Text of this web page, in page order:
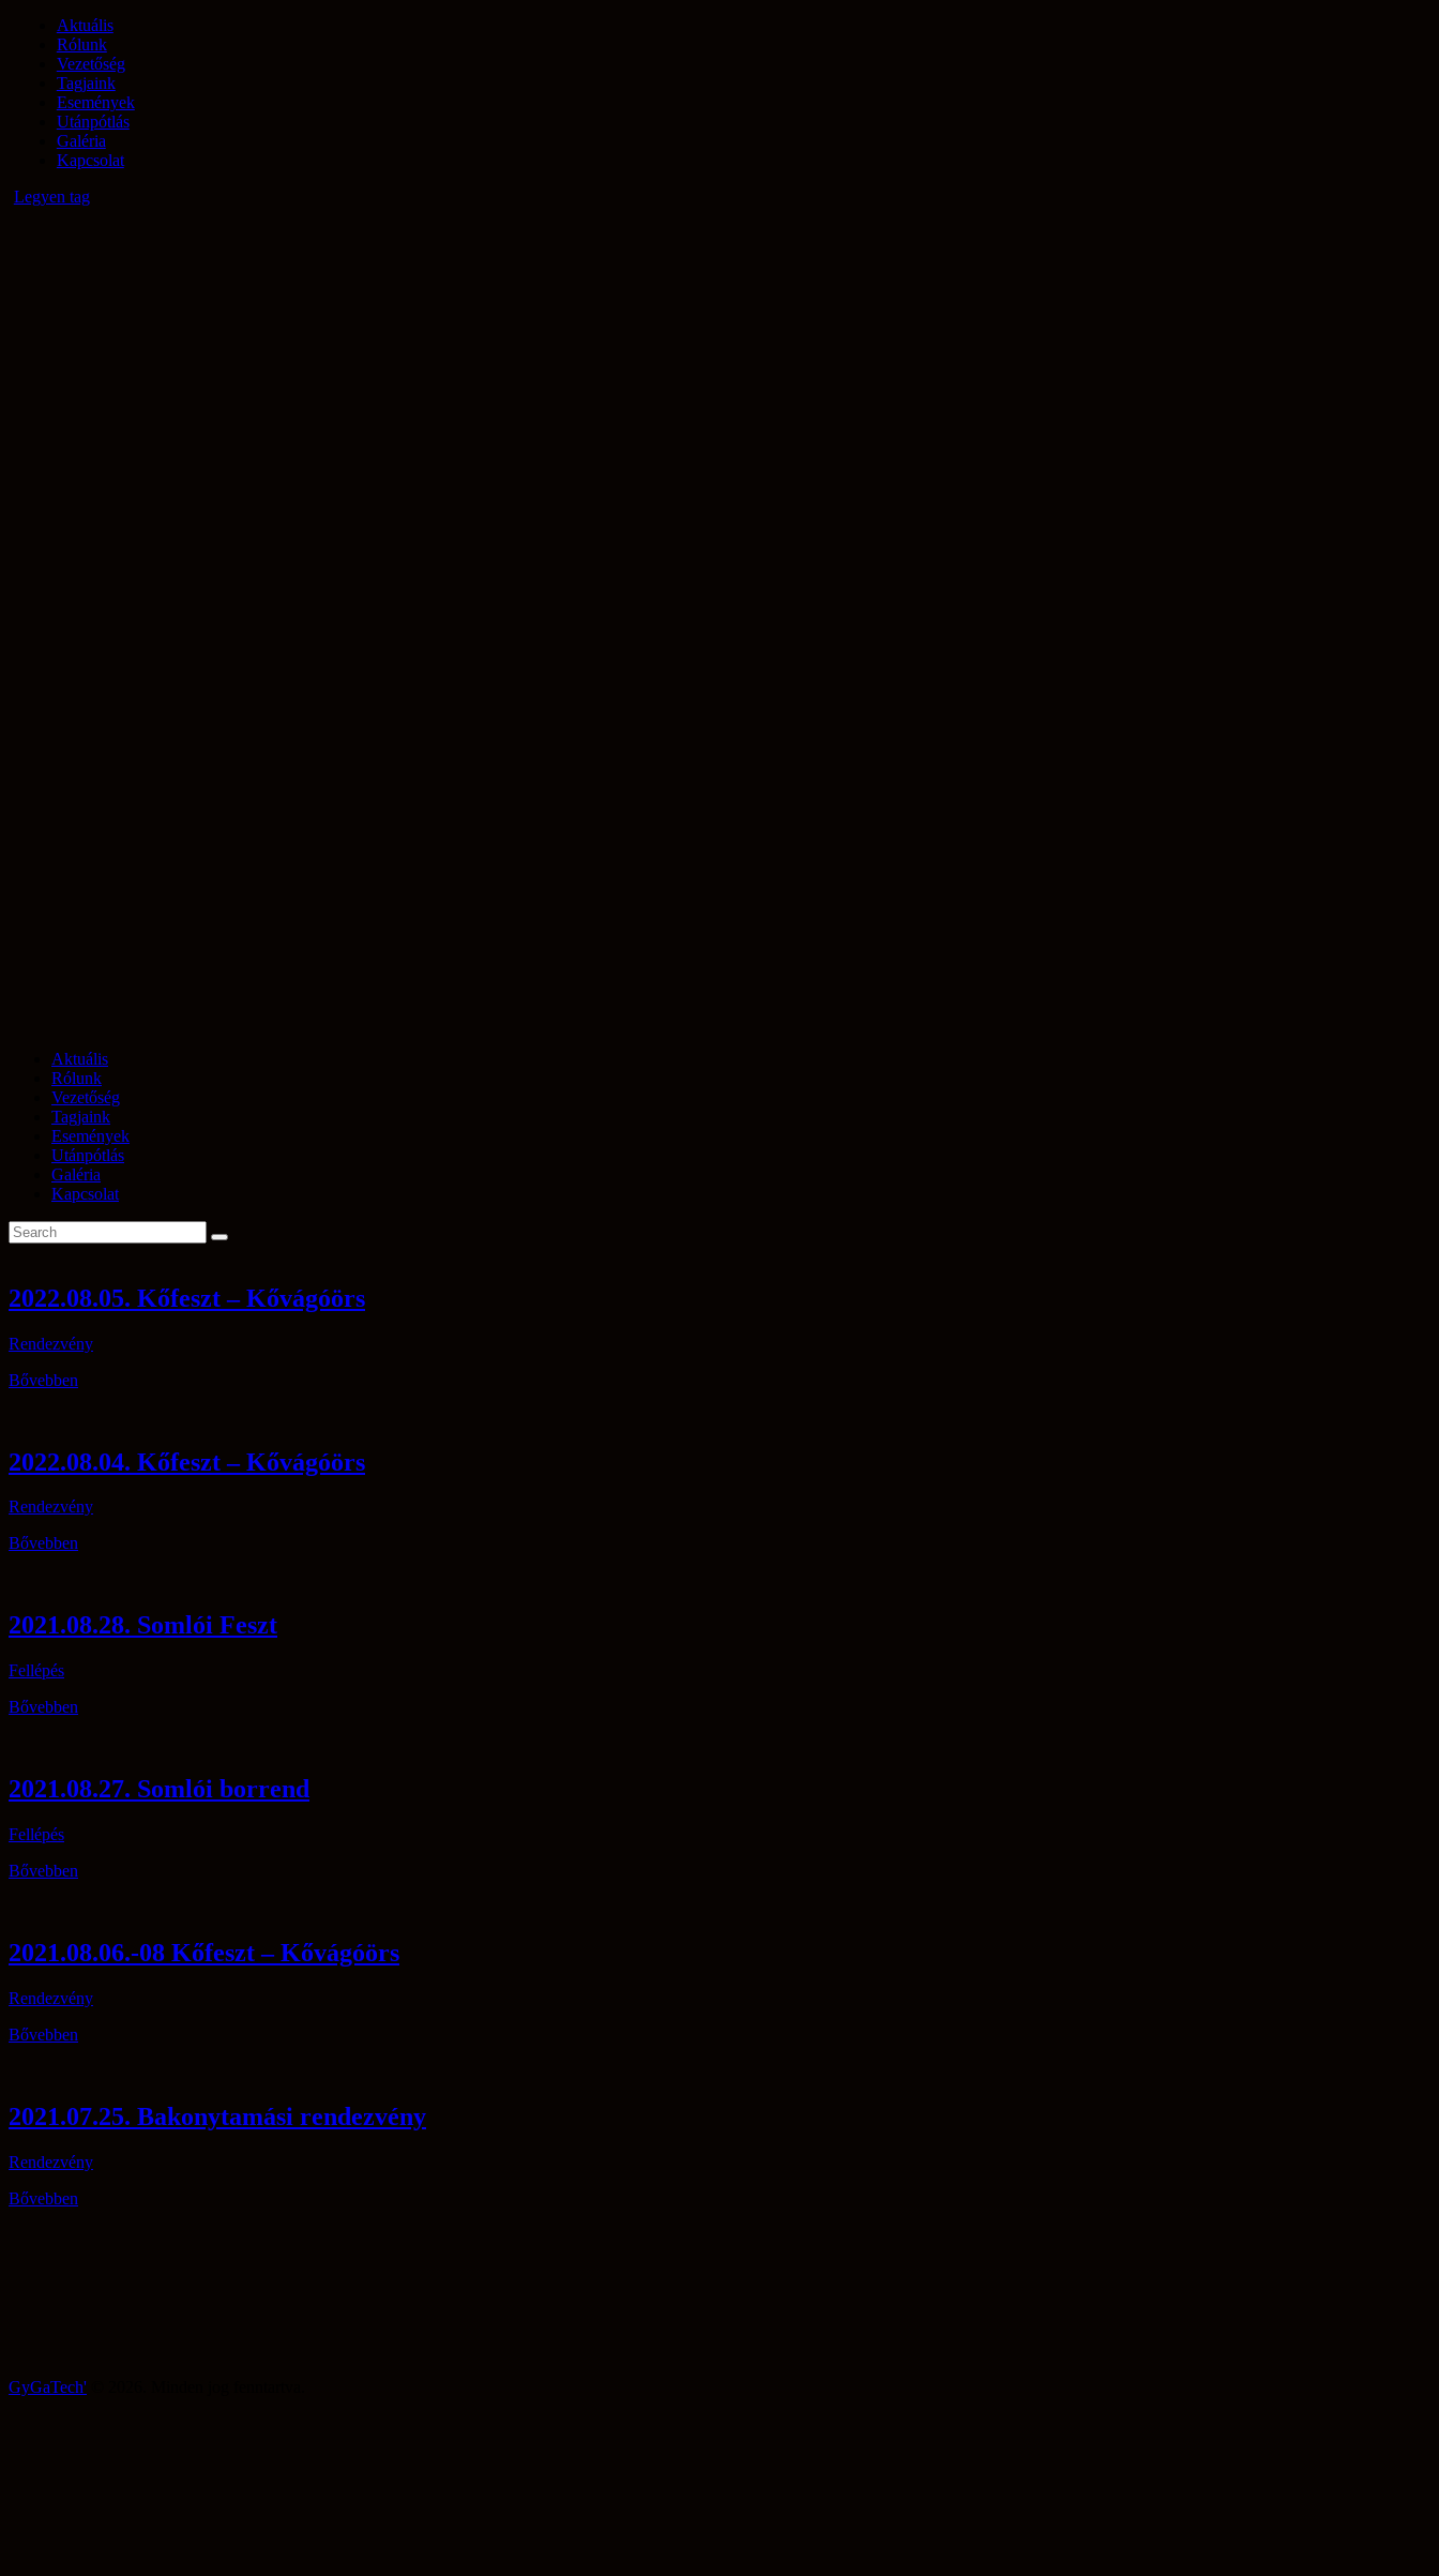
Aktuális
Rólunk
Vezetőség
Tagjaink
Események
Utánpótlás
Galéria
Kapcsolat
Legyen tag
Aktuális
Rólunk
Vezetőség
Tagjaink
Események
Utánpótlás
Galéria
Kapcsolat
2022.08.05. Kőfeszt – Kővágóörs
Rendezvény
Bővebben
2022.08.04. Kőfeszt – Kővágóörs
Rendezvény
Bővebben
2021.08.28. Somlói Feszt
Fellépés
Bővebben
2021.08.27. Somlói borrend
Fellépés
Bővebben
2021.08.06.-08 Kőfeszt – Kővágóörs
Rendezvény
Bővebben
2021.07.25. Bakonytamási rendezvény
Rendezvény
Bővebben
GyGaTech'